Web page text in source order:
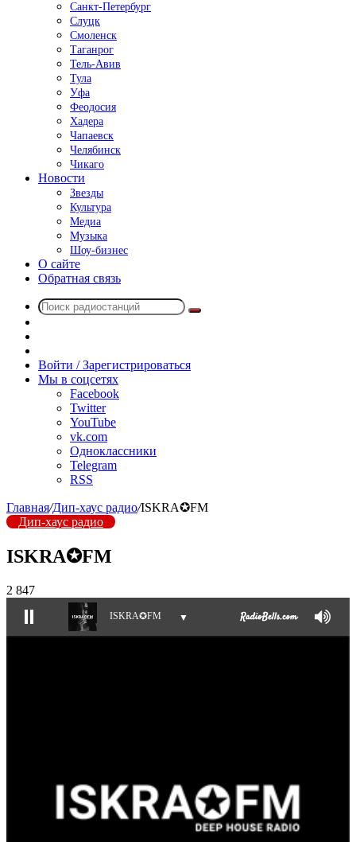
Санкт-Петербург
Слуцк
Смоленск
Таганрог
Тель-Авив
Тула
Уфа
Феодосия
Хадера
Чапаевск
Челябинск
Чикаго
Новости
Звезды
Культура
Медиа
Музыка
Шоу-бизнес
О сайте
Обратная связь
Поиск
радио
Войти / Зарегистрироваться
Мы в соцсетях
Facebook
Twitter
YouTube
vk.com
Одноклассники
Telegram
RSS
Главная/Дип-хаус радио/ISKRA✪FM
Дип-хаус радио
ISKRA✪FM
2 847
ISKRA✪FM ▼